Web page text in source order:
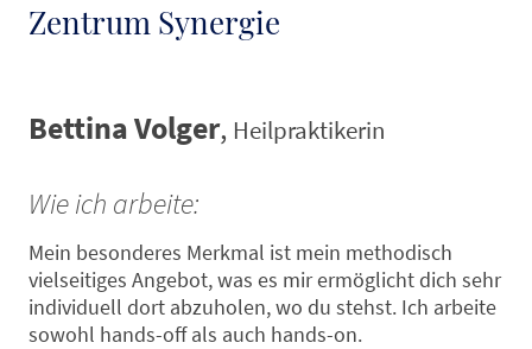
Zentrum Synergie
Bettina Volger, Heilpraktikerin
Wie ich arbeite:
Mein besonderes Merkmal ist mein methodisch
vielseitiges Angebot, was es mir ermöglicht dich sehr
individuell dort abzuholen, wo du stehst. Ich arbeite
sowohl hands-off als auch hands-on.